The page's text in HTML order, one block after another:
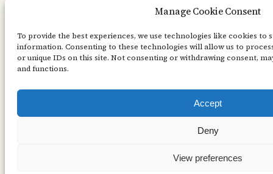
Manage Cookie Consent
To provide the best experiences, we use technologies like cookies to
information. Consenting to these technologies will allow us to
or unique IDs on this site. Not consenting or withdrawing consent,
and functions.
Accept
Deny
View preferences